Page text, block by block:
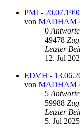
PMI -
von MADHAM
0
49478
Letzter
12. Jul
EDVH -
von MADHAM
5
59988
Letzter
5. Jul